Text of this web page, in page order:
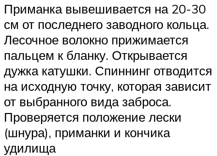
Приманка вывешивается на 20-30
см от последнего заводного кольца.
Лесочное волокно прижимается
пальцем к бланку. Открывается
дужка катушки. Спиннинг отводится
на исходную точку, которая зависит
от выбранного вида заброса.
Проверяется положение лески
(шнура), приманки и кончика
удилища